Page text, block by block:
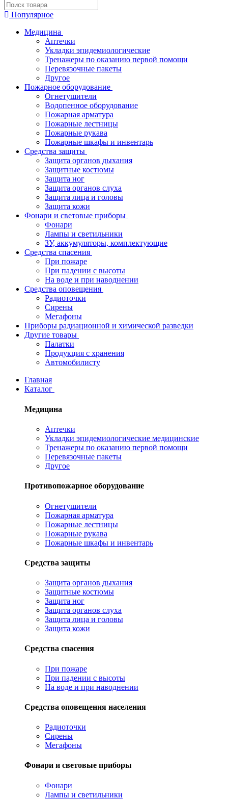
Популярное
Медицина
Аптечки
Укладки эпидемиологические
Тренажеры по оказанию первой помощи
Перевязочные пакеты
Другое
Пожарное оборудование
Огнетушители
Водопенное оборудование
Пожарная арматура
Пожарные лестницы
Пожарные рукава
Пожарные шкафы и инвентарь
Средства защиты
Защита органов дыхания
Защитные костюмы
Защита ног
Защита органов слуха
Защита лица и головы
Защита кожи
Фонари и световые приборы
Фонари
Лампы и светильники
ЗУ, аккумуляторы, комплектующие
Средства спасения
При пожаре
При падении с высоты
На воде и при наводнении
Средства оповещения
Радиоточки
Сирены
Мегафоны
Приборы радиационной и химической разведки
Другие товары
Палатки
Продукция с хранения
Автомобилисту
Главная
Каталог
Медицина
Аптечки
Укладки эпидемиологические медицинские
Тренажеры по оказанию первой помощи
Перевязочные пакеты
Другое
Противопожарное оборудование
Огнетушители
Пожарная арматура
Пожарные лестницы
Пожарные рукава
Пожарные шкафы и инвентарь
Средства защиты
Защита органов дыхания
Защитные костюмы
Защита ног
Защита органов слуха
Защита лица и головы
Защита кожи
Средства спасения
При пожаре
При падении с высоты
На воде и при наводнении
Средства оповещения населения
Радиоточки
Сирены
Мегафоны
Фонари и световые приборы
Фонари
Лампы и светильники